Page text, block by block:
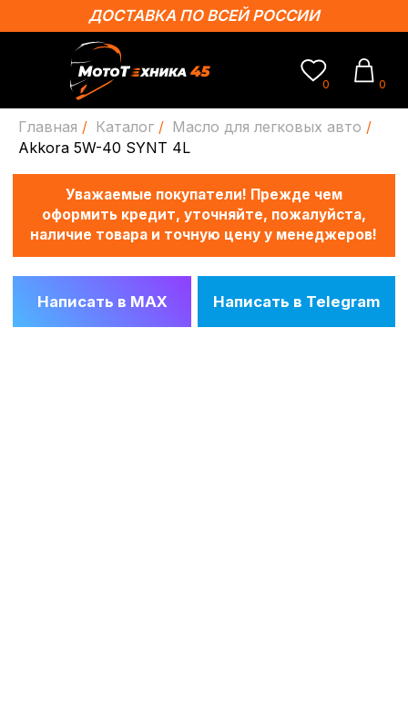
ДОСТАВКА ПО ВСЕЙ РОССИИ
Главная / Каталог / Масло для легковых авто /
Akkora 5W-40 SYNT 4L
Написать в MAX Написать в Telegram
Уважаемые покупатели! Прежде чем
оформить кредит, уточняйте, пожалуйста,